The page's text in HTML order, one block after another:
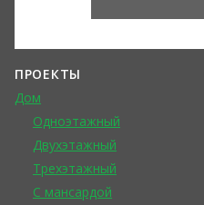
ПРОЕКТЫ
Дом
Одноэтажный
Двухэтажный
Трехэтажный
С мансардой